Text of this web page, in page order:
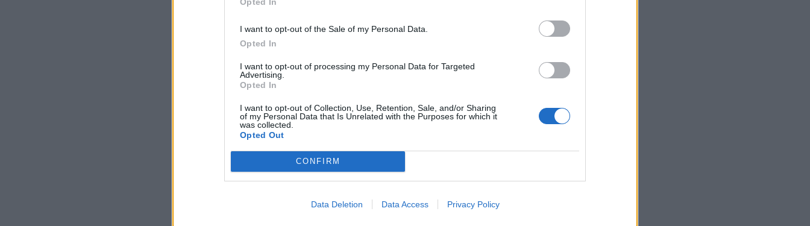
I want to opt-out of the Sale of my Personal Data.
Opted In
I want to opt-out of processing my Personal Data for Targeted
Advertising.
Opted In
I want to opt-out of Collection, Use, Retention, Sale, and/or Sharing
of my Personal Data that Is Unrelated with the Purposes for which it
was collected.
Opted Out
CONFIRM
Data Deletion Data Access Privacy Policy